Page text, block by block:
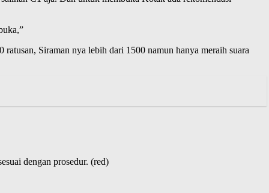
Siraman nya lebih dari 1500 namun hanya meraih suara
dengan prosedur. (red)